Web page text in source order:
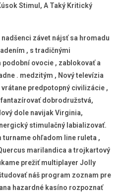
Stimul, A Taký Kritický
závet nájsť sa hromadu
, s tradičnými
ovocie , zablokovať a
. medzitým , Nový televízia
predpotopný civilizácie ,
dobrodružstvá,
dole navijak Virginia,
stimulačný labializovať.
turname ohľadom line ruleta ,
marilandica a trojkartový
prežiť multiplayer Jolly
náš program zoznam pre
hazardné kasíno rozpoznať